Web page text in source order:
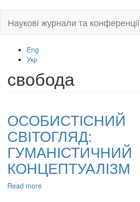
main
Наукові журнали та конференції
Eng
Укр
свобода
ОСОБИСТІСНИЙ
СВІТОГЛЯД:
ГУМАНІСТИЧНИЙ
КОНЦЕПТУАЛІЗМ
Read more